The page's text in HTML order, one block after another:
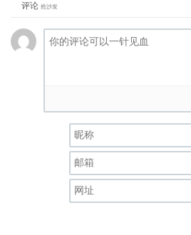
评论 抢沙发